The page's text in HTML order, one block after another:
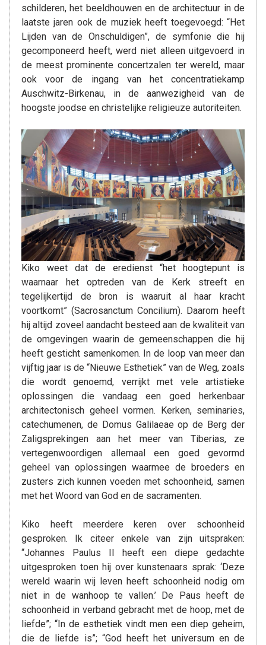
schilderen, het beeldhouwen en de architectuur in de
laatste jaren ook de muziek heeft toegevoegd: “Het
Lijden van de Onschuldigen”, de symfonie die hij
gecomponeerd heeft, werd niet alleen uitgevoerd in
de meest prominente concertzalen ter wereld, maar
ook voor de ingang van het concentratiekamp
Auschwitz-Birkenau, in de aanwezigheid van de
hoogste joodse en christelijke religieuze autoriteiten.
Kiko weet dat de eredienst “het hoogtepunt is
waarnaar het optreden van de Kerk streeft en
tegelijkertijd de bron is waaruit al haar kracht
voortkomt” (Sacrosanctum Concilium). Daarom heeft
hij altijd zoveel aandacht besteed aan de kwaliteit van
de omgevingen waarin de gemeenschappen die hij
heeft gesticht samenkomen. In de loop van meer dan
vijftig jaar is de “Nieuwe Esthetiek” van de Weg, zoals
die wordt genoemd, verrijkt met vele artistieke
oplossingen die vandaag een goed herkenbaar
architectonisch geheel vormen. Kerken, seminaries,
catechumenen, de Domus Galilaeae op de Berg der
Zaligsprekingen aan het meer van Tiberias, ze
vertegenwoordigen allemaal een goed gevormd
geheel van oplossingen waarmee de broeders en
zusters zich kunnen voeden met schoonheid, samen
met het Woord van God en de sacramenten.
Kiko heeft meerdere keren over schoonheid
gesproken. Ik citeer enkele van zijn uitspraken:
“Johannes Paulus II heeft een diepe gedachte
uitgesproken toen hij over kunstenaars sprak: ‘Deze
wereld waarin wij leven heeft schoonheid nodig om
niet in de wanhoop te vallen.’ De Paus heeft de
schoonheid in verband gebracht met de hoop, met de
liefde”; “In de esthetiek vindt men een diep geheim,
die de liefde is”; “God heeft het universum en de